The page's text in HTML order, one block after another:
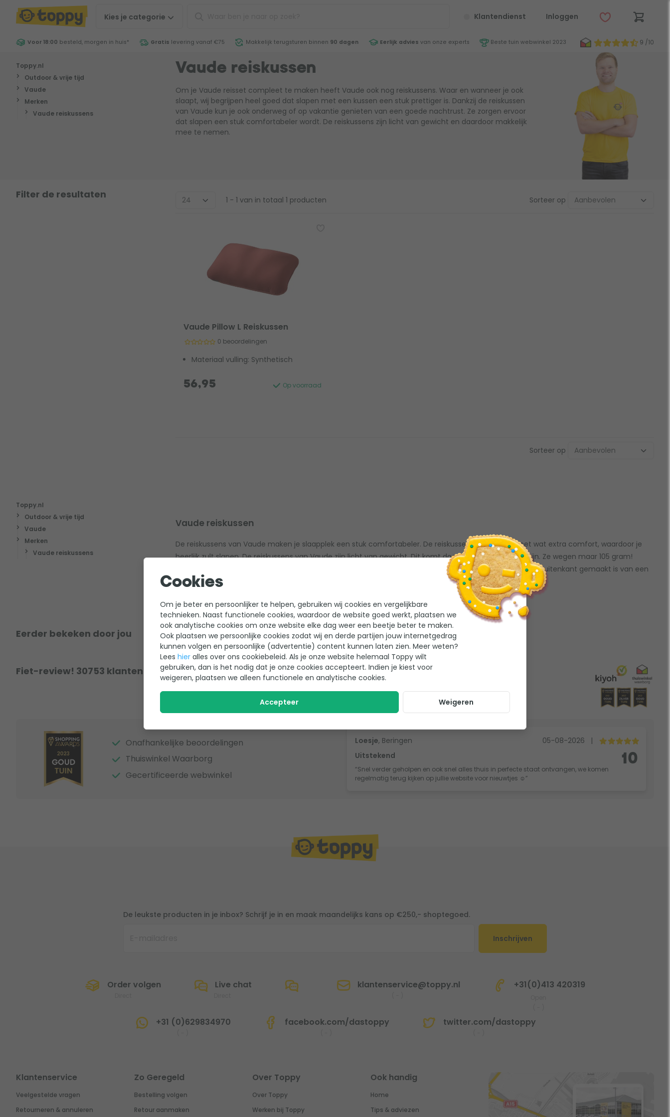
Kies je categorie Klantendienst Inloggen
Voor 18:00 besteld, morgen in huis* Gratis levering vanaf €75 Makkelijk terugsturen binnen 90 dagen Eerlijk advies van onze experts Beste tuin webwinkel 2023 9 /10
Toppy.nl
Outdoor & vrije tijd
Vaude
Merken
Vaude reiskussens
Vaude reiskussen
Om je Vaude reisset compleet te maken heeft Vaude ook nog reiskussens. Waar en wanneer je ook
slaapt, wij begrijpen heel goed dat slapen met een kussen een stuk prettiger is. Dankzij de reiskussen
van Vaude kun je ook onderweg of op vakantie genieten van een goede nachtrust. Ze zorgen ervoor
dat slapen een stuk comfortabeler wordt. De reiskussens zijn licht van gewicht en daardoor makkelijk
mee te nemen.
Filter de resultaten 1 - 1 van in totaal 1 producten Sorteer op
Vaude Pillow L Reiskussen
0 beoordelingen
Materiaal vulling: Synthetisch
Op voorraad
56,95
Sorteer op
Toppy.nl
Outdoor & vrije tijd
Vaude
Merken
Vaude reiskussens
Vaude reiskussen
De reiskussens van Vaude maken je slaapplek een stuk comfortabeler. De reiskussens zorgen voor net wat extra comfort, waardoor je
heerlijk zult slapen. De reiskussens van Vaude zijn licht van gewicht. Dit komt doordat ze opblaasbaar zijn. Ze wegen maar 105 gram!
Hierdoor merk je niet eens dat het kussen in je rugzak zit. De kussens liggen erg comfortabel doordat de buitenkant gemaakt is van een
gladde en pluizige stof. Een ander groot voordeel is dat je het kussen makkelijk kunt uitwassen.
Eerder bekeken door jou
Fiet-review! 30753 klanten hebben al een review achter gelaten!
Onafhankelijke beoordelingen
Thuiswinkel Waarborg
Gecertificeerde webwinkel
Loesje, Beringen 05-08-2026
|
Uitstekend
“Snel verder geholpen en ook snel alles thuis in perfecte staat ontvangen, we komen
regelmatig terug kijken op jullie website voor nieuwtjes ☺️”
10
De leukste producten in je inbox? Schrijf je in en maak maandelijks kans op €250,- shoptegoed.
Inschrijven
Order volgen Live chat klantenservice@toppy.nl +31(0)413 420319
+31 (0)629834970 facebook.com/dastoppy twitter.com/dastoppy
Klantenservice
Veelgestelde vragen
Retourneren & annuleren
Zo Geregeld
Bestelling volgen
Retour aanmaken
Over Toppy
Over Toppy
Werken bij Toppy
Ook handig
Home
Tips & adviezen
Cookies
Om je beter en persoonlijker te helpen, gebruiken wij cookies en vergelijkbare
technieken. Naast functionele cookies, waardoor de website goed werkt, plaatsen we
ook analytische cookies om onze website elke dag weer een beetje beter te maken.
Ook plaatsen we persoonlijke cookies zodat wij en derde partijen jouw internetgedrag
kunnen volgen en persoonlijke (advertentie) content kunnen laten zien. Meer weten?
Lees hier alles over ons cookiebeleid. Als je onze website helemaal Toppy wilt
gebruiken, dan is het nodig dat je onze cookies accepteert. Indien je kiest voor
weigeren, plaatsen we alleen functionele en analytische cookies.
Accepteer Weigeren